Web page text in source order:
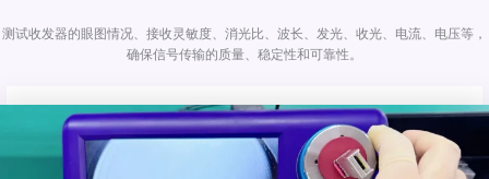
测试收发器的眼图情况、接收灵敏度、消光比、波长、发光、收光、电流、电压等，
确保信号传输的质量、稳定性和可靠性。